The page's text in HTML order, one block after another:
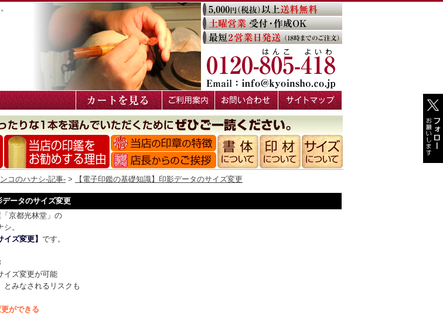
コのハナシ-記事- > 【電子印鑑の基礎知識】印影データのサイズ変更
データのサイズ変更
京都光林堂」の
。
イズ変更】 です。
イズ変更が可能
とみなされるリスクも
ができる